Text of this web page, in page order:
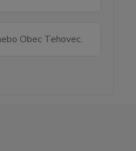
Obec Tehovec.